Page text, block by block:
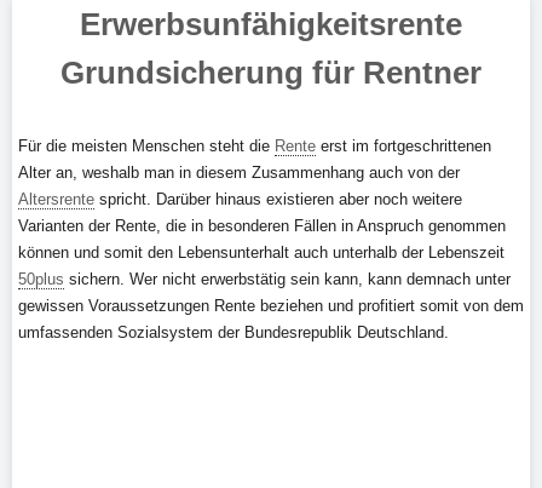
Erwerbsunfähigkeitsrente
Grundsicherung für Rentner
Für die meisten Menschen steht die Rente erst im fortgeschrittenen
Alter an, weshalb man in diesem Zusammenhang auch von der
Altersrente spricht. Darüber hinaus existieren aber noch weitere
Varianten der Rente, die in besonderen Fällen in Anspruch genommen
können und somit den Lebensunterhalt auch unterhalb der Lebenszeit
50plus sichern. Wer nicht erwerbstätig sein kann, kann demnach unter
gewissen Voraussetzungen Rente beziehen und profitiert somit von dem
umfassenden Sozialsystem der Bundesrepublik Deutschland.